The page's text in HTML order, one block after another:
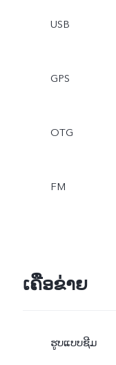
USB
GPS
OTG
FM
ເຄືອຂ່າຍ
ຮູບແບບຊີມ